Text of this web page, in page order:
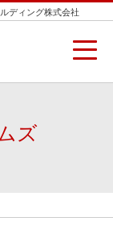
ディング株式会社
ズ